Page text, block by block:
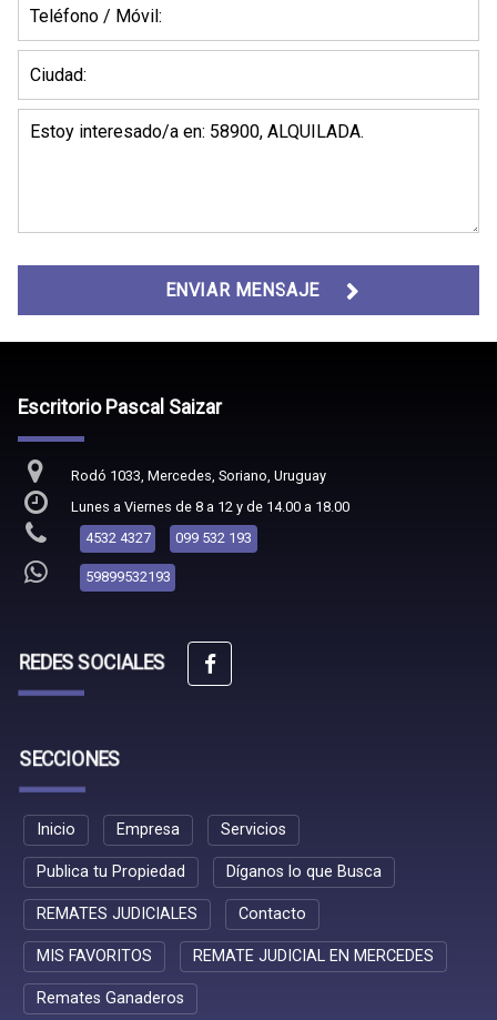
ENVIAR MENSAJE
Escritorio Pascal Saizar
Rodó 1033, Mercedes, Soriano, Uruguay
Lunes a Viernes de 8 a 12 y de 14.00 a 18.00
4532 4327
099 532 193
59899532193
REDES SOCIALES
SECCIONES
Inicio Empresa Servicios
Publica tu Propiedad Díganos lo que Busca
REMATES JUDICIALES Contacto
MIS FAVORITOS REMATE JUDICIAL EN MERCEDES
Remates Ganaderos